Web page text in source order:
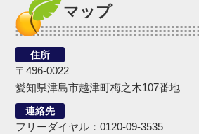
マップ
住所
〒496-0022
愛知県津島市越津町梅之木107番地
連絡先
フリーダイヤル：0120-09-3535